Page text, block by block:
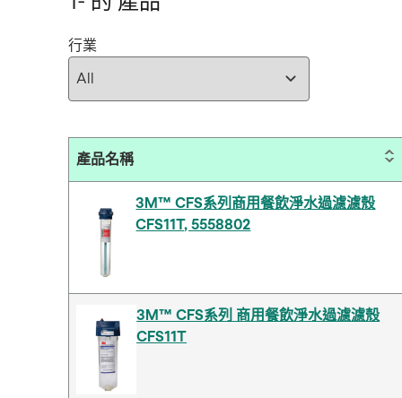
行業
產品名稱
3M™ CFS系列商用餐飲淨水過濾濾殼
CFS11T, 5558802
3M™ CFS系列 商用餐飲淨水過濾濾殼
CFS11T